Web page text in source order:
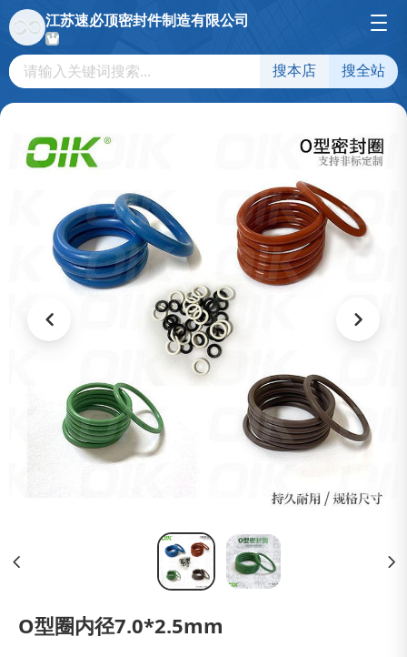
江苏速必顶密封件制造有限公司
搜本店 搜全站
O型圈内径7.0*2.5mm